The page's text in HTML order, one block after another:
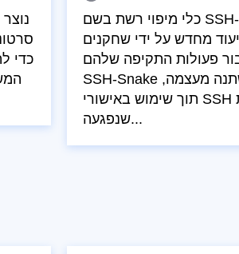
כלי מיפוי רשת בשם SSH-Snake, שהפך לקוד
מחדש על ידי שחקנים
פעולות התקיפה שלהם.
SSH-Snake מתפקד כתולעת משתנה מעצמה,
תוך שימוש באישורי SSH המתקבלים ממערכת
שנפגעה...